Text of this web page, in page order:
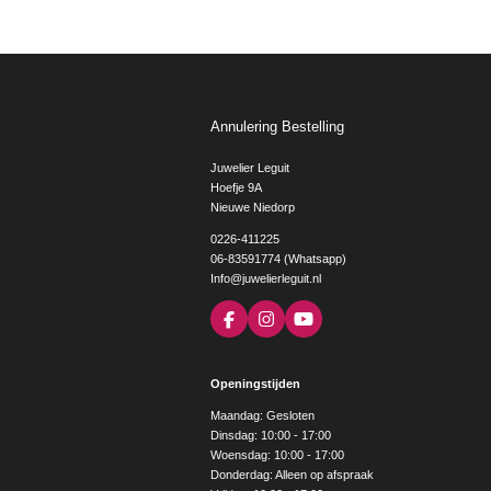
Annulering Bestelling
Juwelier Leguit
Hoefje 9A
Nieuwe Niedorp
0226-411225
06-83591774 (Whatsapp)
Info@juwelierleguit.nl
F
a
b
o
k
I
n
a
g
r
a
m
Y
o
e
Openingstijden
Maandag: Gesloten
Dinsdag: 10:00 - 17:00
Woensdag: 10:00 - 17:00
Donderdag: Alleen op afspraak